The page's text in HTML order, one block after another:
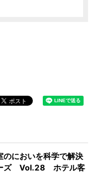
のにおいを科学で解決
ズ Vol.28 ホテル客